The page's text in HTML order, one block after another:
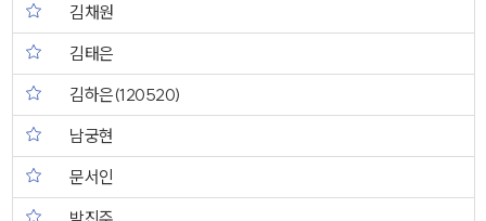
김채원
김태은
김하은(120520)
남궁현
문서인